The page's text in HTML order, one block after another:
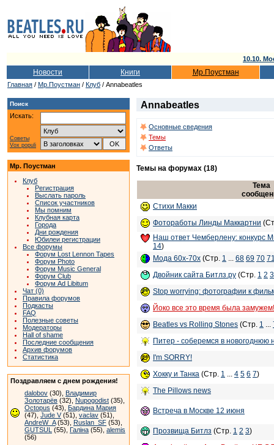
10.10.
Новости Книги Мр.Поустман
Главная / Мр.Поустман / Клуб / Annabeatles
Поиск
Искать:
Советы
Vox populi
Мр. Поустман
Клуб
Регистрация
Выслать пароль
Список участников
Мы помним
Клубная карта
Города
Дни рождения
Юбилеи регистрации
Все форумы
Форум Lost Lennon Tapes
Форум Photo
Форум Music General
Форум Club
Форум Ad Libitum
Чат (0)
Правила форумов
Подкасты
FAQ
Полезные советы
Модераторы
Hall of shame
Последние сообщения
Архив форумов
Статистика
Поздравляем с днем рождения!
dalobov (30), Владимир
Золотарёв (32), Nupogodist (35),
Octopus (43), Бардина Мария
(47), Jude V(51), vaclav (51),
AndreW_A(53), Ruslan_SF (53),
GUTSUL (55), Галіна (55), alemis
(56)
Annabeatles
Основные сведения
Темы
Ответы
Темы на форумах (18)
Тема
Стихи Макки
Фотоработы Линды Маккартни
Наш ответ Чемберлену: конкурс
14)
Мода 60х-70х (Стр. 1 68 69 70
Двойник сайта Битлз.ру (Стр. 1 2 3
Stop worrying: фотографии к
Йоко все это время была
Beatles vs Rolling Stones (Стр. 1
Питер - соберемся в новогоднюю
I'm SORRY!
Хокку и Танка (Стр. 1 4 5 6 7)
The Pillows news
Встреча в Москве 12 июня
Прозвища Битлз (Стр. 1 2 3)